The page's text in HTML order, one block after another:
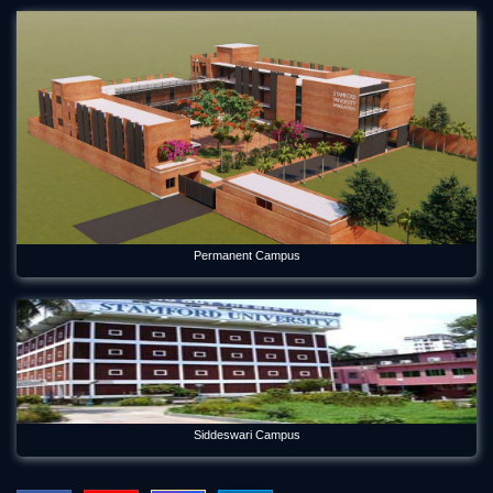
Forum Week 2025 Begins at Stamford University Bangladesh
Jul 26, 2025
Freshman Orientation Program -Batch: CEN 74, Dept of CEN,
10-12-2020
International seminar titled “Alternative Finance in Cultural
and Creative Industries” held on Stamford
International Women's Day Celebration
Mar 12, 2024
Orientation Program 2026 Department of Economics
Jul 29, 2026
Permanent Campus
Siddeswari Campus